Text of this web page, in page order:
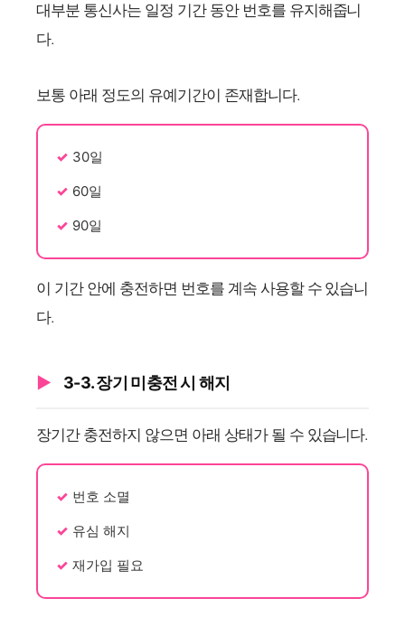
대부분 통신사는 일정 기간 동안 번호를 유지해줍니
다.
보통 아래 정도의 유예기간이 존재합니다.
30일
60일
90일
이 기간 안에 충전하면 번호를 계속 사용할 수 있습니
다.
3-3. 장기 미충전 시 해지
장기간 충전하지 않으면 아래 상태가 될 수 있습니다.
번호 소멸
유심 해지
재가입 필요